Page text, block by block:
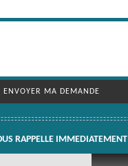
RAPPELLE IMMEDIATEMENT